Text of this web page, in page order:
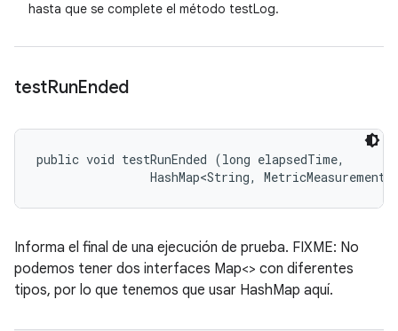
hasta que se complete el método testLog.
testRunEnded
public void testRunEnded (long elapsedTime,
HashMap<String,
Informa el final de una ejecución de prueba. FIXME: No
podemos tener dos interfaces Map<> con diferentes
tipos, por lo que tenemos que usar HashMap aquí.